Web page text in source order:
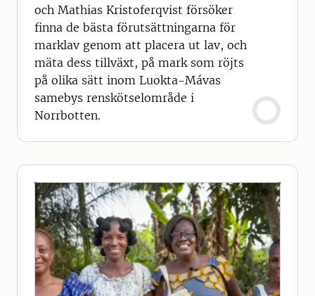
och Mathias Kristoferqvist försöker
finna de bästa förutsättningarna för
marklav genom att placera ut lav, och
mäta dess tillväxt, på mark som röjts
på olika sätt inom Luokta-Mávas
samebys renskötselområde i
Norrbotten.